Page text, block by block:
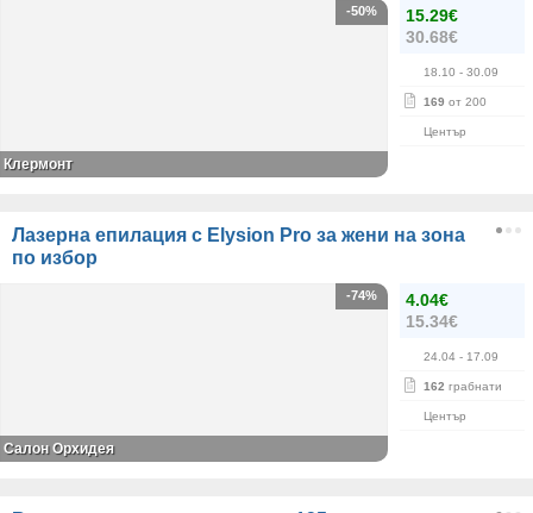
15.29€
30.68€
18.10 - 30.09
169 от 200
Център
-50%
Клермонт
Лазерна епилация с Elysion Pro за жени на зона
по избор
4.04€
15.34€
24.04 - 17.09
162 грабнати
Център
-74%
Салон Орхидея